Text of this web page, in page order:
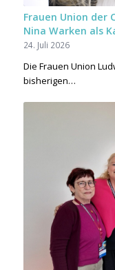
Frauen Union der
Nina Warken als
24. Juli 2026
Die Frauen Union
bisherigen…